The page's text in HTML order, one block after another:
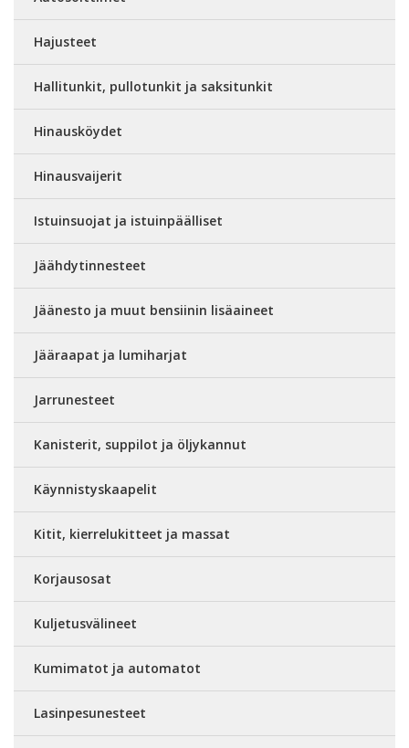
Hajusteet
Hallitunkit, pullotunkit ja saksitunkit
Hinausköydet
Hinausvaijerit
Istuinsuojat ja istuinpäälliset
Jäähdytinnesteet
Jäänesto ja muut bensiinin lisäaineet
Jääraapat ja lumiharjat
Jarrunesteet
Kanisterit, suppilot ja öljykannut
Käynnistyskaapelit
Kitit, kierrelukitteet ja massat
Korjausosat
Kuljetusvälineet
Kumimatot ja automatot
Lasinpesunesteet